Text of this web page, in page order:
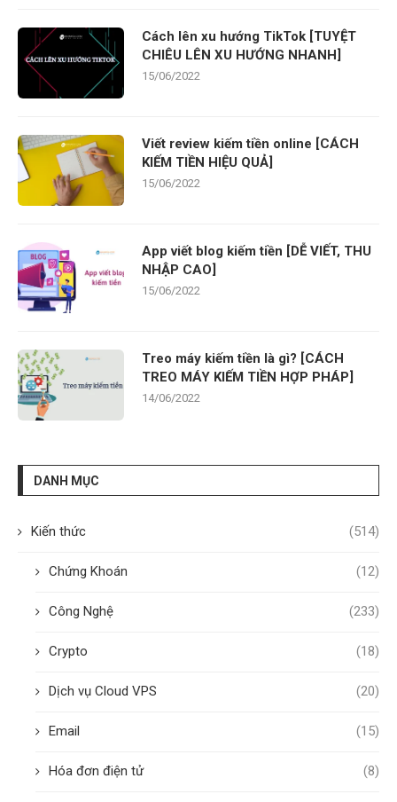
Cách lên xu hướng TikTok [TUYỆT
CHIÊU LÊN XU HƯỚNG NHANH]
15/06/2022
Viết review kiếm tiền online [CÁCH
KIẾM TIỀN HIỆU QUẢ]
15/06/2022
App viết blog kiếm tiền [DỄ VIẾT, THU
NHẬP CAO]
15/06/2022
Treo máy kiếm tiền là gì? [CÁCH
TREO MÁY KIẾM TIỀN HỢP PHÁP]
14/06/2022
DANH MỤC
Kiến thức (514)
Chứng Khoán (12)
Công Nghệ (233)
Crypto (18)
Dịch vụ Cloud VPS (20)
Email (15)
Hóa đơn điện tử (8)